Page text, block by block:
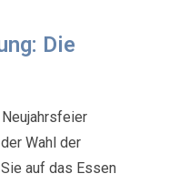
Die
Wahl der
auf das Essen